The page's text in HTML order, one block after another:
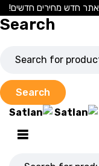
אתר חדש מחירים חדשים!
Search